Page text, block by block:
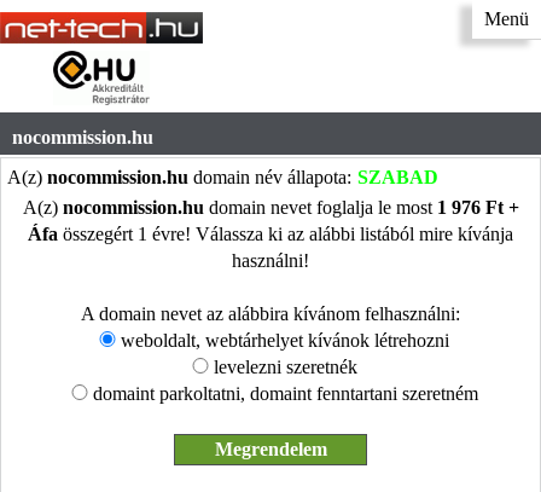
Menü
nocommission.hu
A(z) nocommission.hu domain név állapota: SZABAD
A(z) nocommission.hu domain nevet foglalja le most 1 976 Ft +
Áfa összegért 1 évre! Válassza ki az alábbi listából mire kívánja
használni!
A domain nevet az alábbira kívánom felhasználni:
weboldalt, webtárhelyet kívánok létrehozni
levelezni szeretnék
domaint parkoltatni, domaint fenntartani szeretném